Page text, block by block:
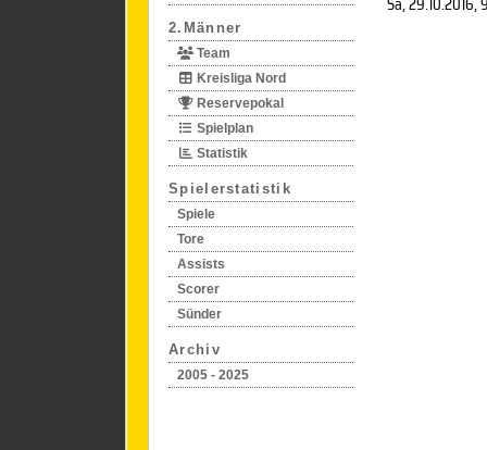
2.Männer
Team
Kreisliga Nord
Reservepokal
Spielplan
Statistik
Spielerstatistik
Spiele
Tore
Assists
Scorer
Sünder
Archiv
2005 - 2025